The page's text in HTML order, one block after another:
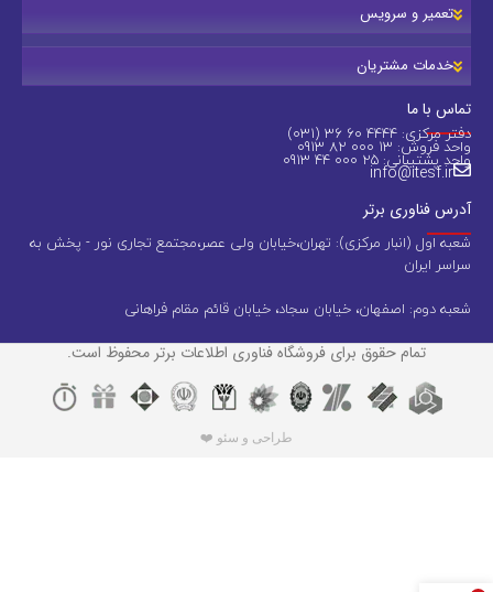
تعمیر و سرویس
خدمات مشتریان
تماس با ما
دفتر مرکزی: 4444 60 36 (031)
واحد فروش: 13 000 82 0913
واحد پشتیبانی: 25 000 44 0913
info@itesf.ir
آدرس فناوری برتر
شعبه اول (انبار مرکزی): تهران،خیابان ولی عصر،مجتمع تجاری نور - پخش به
سراسر ایران
شعبه دوم: اصفهان، خیابان سجاد، خیابان قائم مقام فراهانی
تمام حقوق برای فروشگاه فناوری اطلاعات برتر محفوظ است.
طراحی و سئو ❤️